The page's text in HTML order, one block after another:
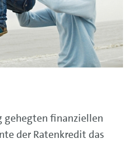
gehegten finanziellen
der Ratenkredit das